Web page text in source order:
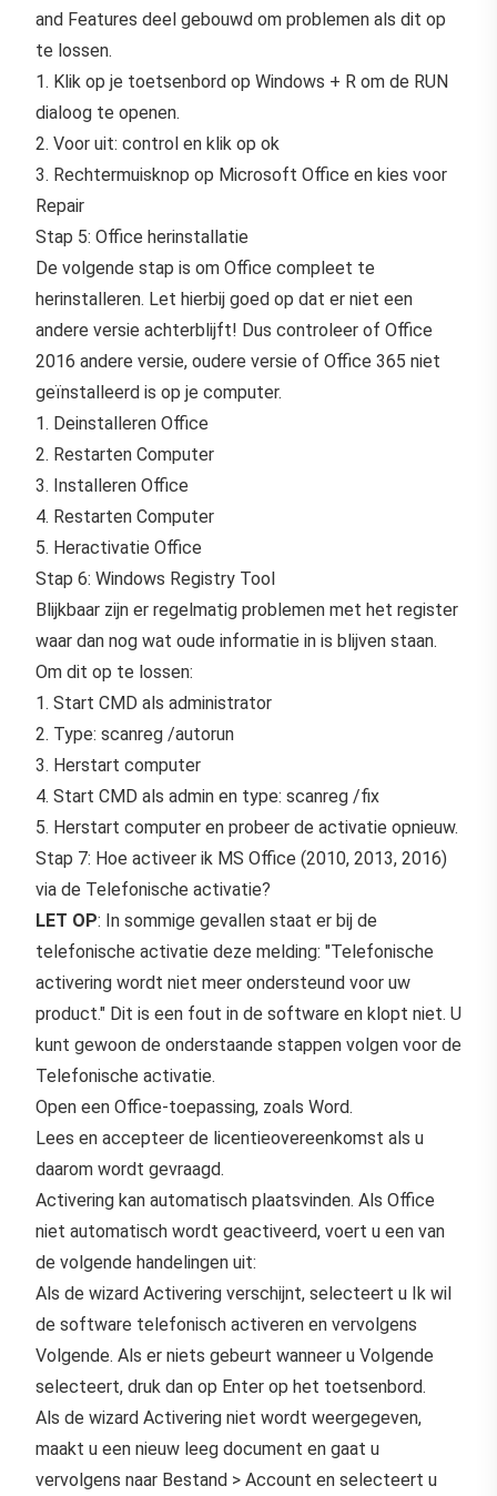
and Features deel gebouwd om problemen als dit op
te lossen.
1. Klik op je toetsenbord op Windows + R om de RUN
dialoog te openen.
2. Voor uit: control en klik op ok
3. Rechtermuisknop op Microsoft Office en kies voor
Repair
Stap 5: Office herinstallatie
De volgende stap is om Office compleet te
herinstalleren. Let hierbij goed op dat er niet een
andere versie achterblijft! Dus controleer of Office
2016 andere versie, oudere versie of Office 365 niet
geïnstalleerd is op je computer.
1. Deinstalleren Office
2. Restarten Computer
3. Installeren Office
4. Restarten Computer
5. Heractivatie Office
Stap 6: Windows Registry Tool
Blijkbaar zijn er regelmatig problemen met het register
waar dan nog wat oude informatie in is blijven staan.
Om dit op te lossen:
1. Start CMD als administrator
2. Type: scanreg /autorun
3. Herstart computer
4. Start CMD als admin en type: scanreg /fix
5. Herstart computer en probeer de activatie opnieuw.
Stap 7: Hoe activeer ik MS Office (2010, 2013, 2016)
via de Telefonische activatie?
LET OP: In sommige gevallen staat er bij de
telefonische activatie deze melding: "Telefonische
activering wordt niet meer ondersteund voor uw
product." Dit is een fout in de software en klopt niet. U
kunt gewoon de onderstaande stappen volgen voor de
Telefonische activatie.
Open een Office-toepassing, zoals Word.
Lees en accepteer de licentieovereenkomst als u
daarom wordt gevraagd.
Activering kan automatisch plaatsvinden. Als Office
niet automatisch wordt geactiveerd, voert u een van
de volgende handelingen uit:
Als de wizard Activering verschijnt, selecteert u Ik wil
de software telefonisch activeren en vervolgens
Volgende. Als er niets gebeurt wanneer u Volgende
selecteert, druk dan op Enter op het toetsenbord.
Als de wizard Activering niet wordt weergegeven,
maakt u een nieuw leeg document en gaat u
vervolgens naar Bestand > Account en selecteert u